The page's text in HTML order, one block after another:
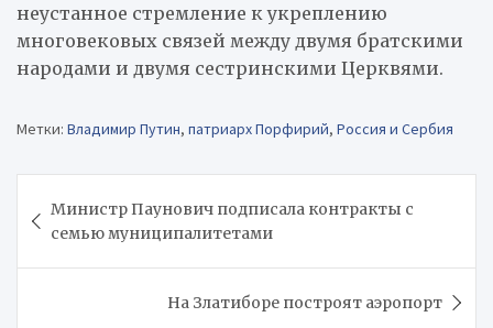
неустанное стремление к укреплению
многовековых связей между двумя братскими
народами и двумя сестринскими Церквями.
Метки: Владимир Путин, патриарх Порфирий, Россия и Сербия
по
записям
Министр Паунович подписала контракты с
семью муниципалитетами
На Златиборе построят аэропорт